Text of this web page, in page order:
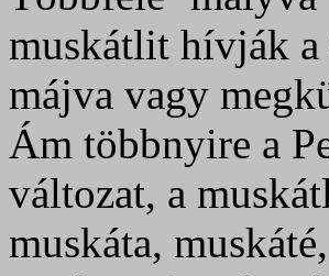
muskátlit hívják a
májva vagy
Ám többnyire a
változat, a
muskáta,